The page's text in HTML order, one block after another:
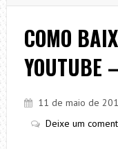
COMO
YOUTUBE
11 de maio de
Deixe um